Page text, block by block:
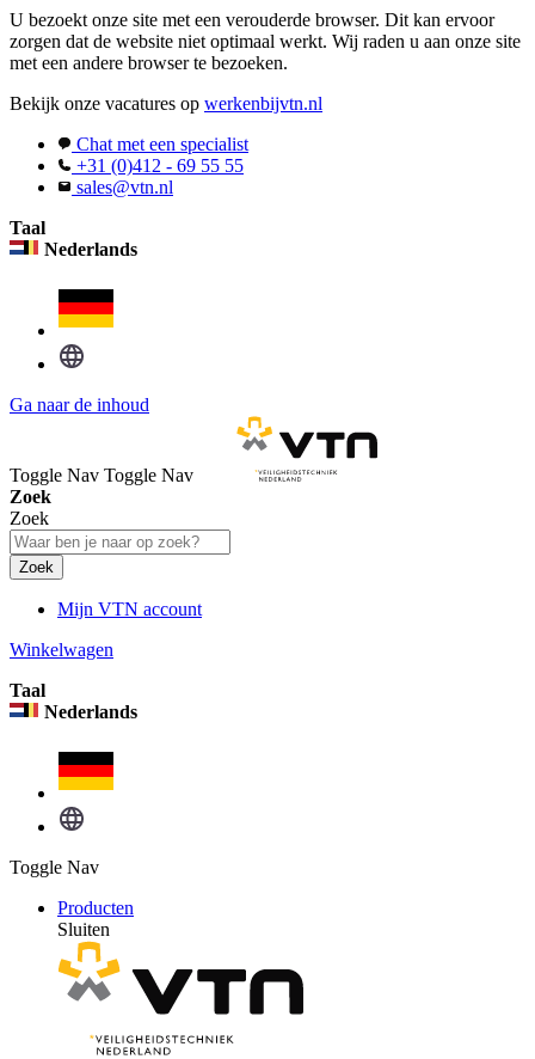
U bezoekt onze site met een verouderde browser. Dit kan ervoor
zorgen dat de website niet optimaal werkt. Wij raden u aan onze site
met een andere browser te bezoeken.
Bekijk onze vacatures op werkenbijvtn.nl
Chat met een specialist
+31 (0)412 - 69 55 55
sales@vtn.nl
Taal
Nederlands
Ga naar de inhoud
Toggle Nav Toggle Nav
Zoek
Zoek
Zoek
Mijn VTN account
Winkelwagen
Taal
Nederlands
Toggle Nav
Producten
Sluiten